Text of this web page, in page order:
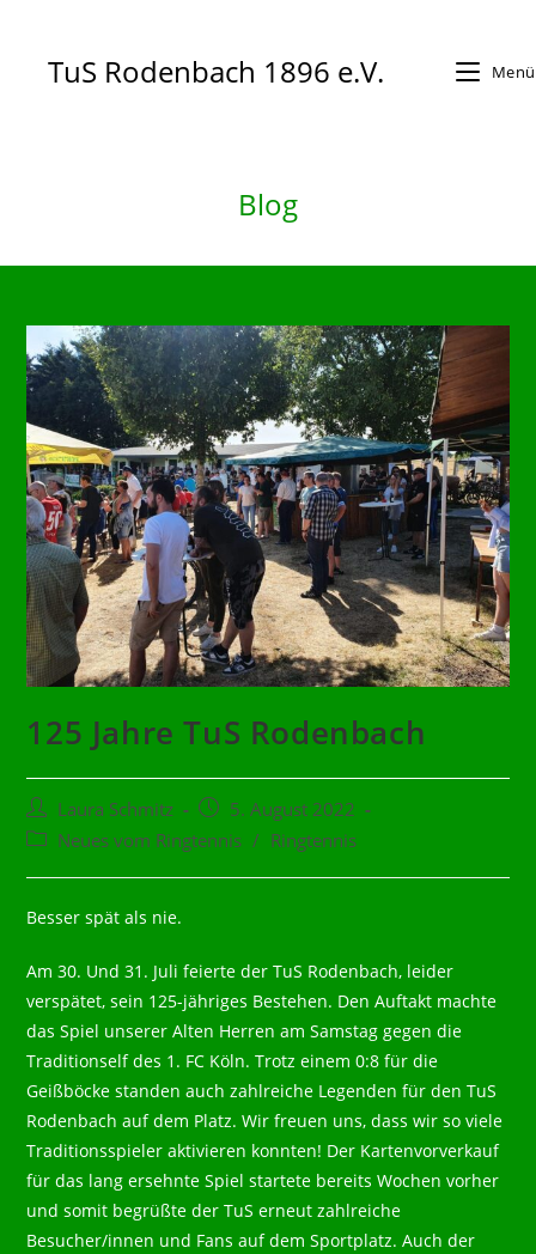
springenTuS Rodenbach 1896 e.V. Menü
Blog
125 Jahre TuS Rodenbach
Beitrags-
Autor:
Laura Schmitz
Beitrag
veröffentlicht:
5. August 2022
Beitrags-
Neues vom Ringtennis / Ringtennis
Besser spät als nie.
Am 30. Und 31. Juli feierte der TuS Rodenbach, leider
verspätet, sein 125-jähriges Bestehen. Den Auftakt machte
das Spiel unserer Alten Herren am Samstag gegen die
Traditionself des 1. FC Köln. Trotz einem 0:8 für die
Geißböcke standen auch zahlreiche Legenden für den TuS
Rodenbach auf dem Platz. Wir freuen uns, dass wir so viele
Traditionsspieler aktivieren konnten! Der Kartenvorverkauf
für das lang ersehnte Spiel startete bereits Wochen vorher
und somit begrüßte der TuS erneut zahlreiche
Besucher/innen und Fans auf dem Sportplatz. Auch der